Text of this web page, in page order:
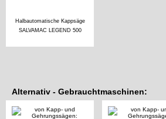
Halbautomatische Kappsäge
SALVAMAC LEGEND 500
Alternativ - Gebrauchtmaschinen: